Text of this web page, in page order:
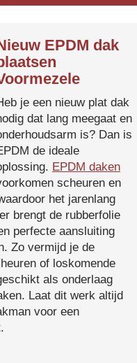
EPDM dak
je een nieuw plat dak
dat lang meegaat en
is? Dan is
de ideale
EPDM daken
scheuren en
het jarenlang
brengt de rubberfolie
perfecte aansluiting
Zo vermijd je de
of loskomende
als onderlaag
Laat dit werk altijd
voor een